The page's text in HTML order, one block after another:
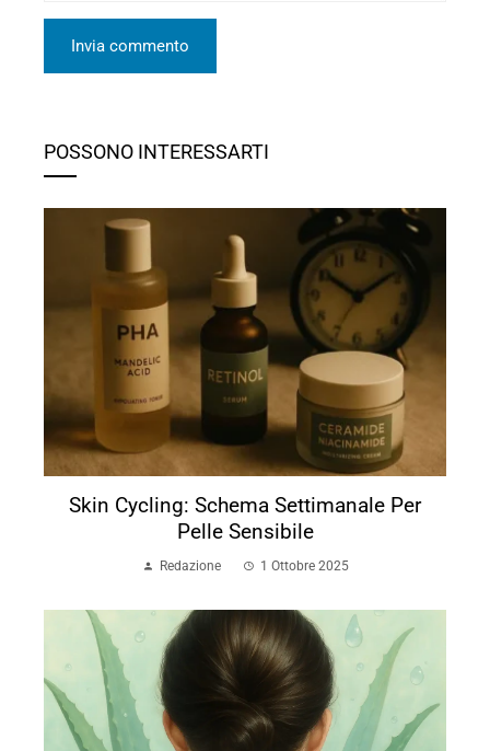
POSSONO INTERESSARTI
Skin Cycling: Schema Settimanale Per
Pelle Sensibile
Redazione 1 Ottobre 2025